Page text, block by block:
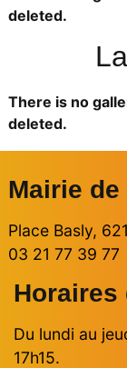
deleted.
There is no
deleted.
Mairie
Place Basly,
03 21 77 39 77
Horaires
Du lundi au
17h15.